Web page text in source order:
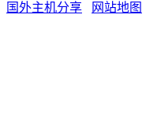
国外主机分享 网站地图